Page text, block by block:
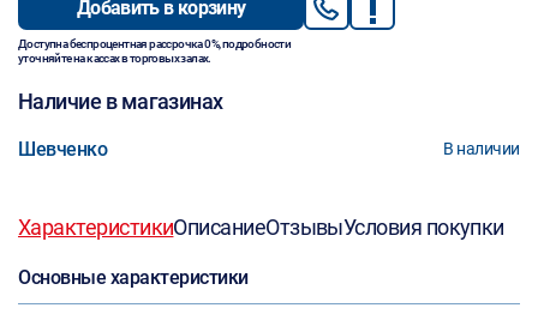
Добавить в корзину
Доступна беспроцентная рассрочка 0%, подробности
уточняйте на кассах в торговых залах.
Наличие в магазинах
Шевченко В наличии
ХарактеристикиОписаниеОтзывыУсловия покупки
Основные характеристики